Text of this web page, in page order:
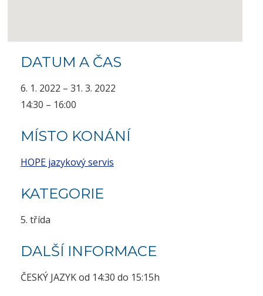
DATUM A ČAS
6. 1. 2022 – 31. 3. 2022
14:30 – 16:00
MÍSTO KONÁNÍ
HOPE jazykový servis
KATEGORIE
5. třída
DALŠÍ INFORMACE
ČESKÝ JAZYK od 14:30 do 15:15h